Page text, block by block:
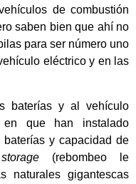
de combustión
saben bien que ahí no
para ser número uno
eléctrico y en las
baterías y al vehículo
que han instalado
y capacidad de
(rebombeo le
naturales gigantescas